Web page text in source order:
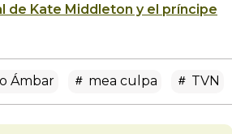
de Kate Middleton y el príncipe
Ámbar mea culpa TVN